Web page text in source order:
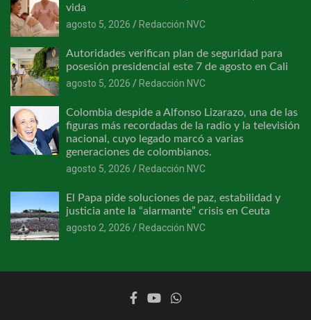
vida
agosto 5, 2026
Redacción NVC
Autoridades verifican plan de seguridad para
posesión presidencial este 7 de agosto en Cali
agosto 5, 2026
Redacción NVC
Colombia despide a Alfonso Lizarazo, una de las
figuras más recordadas de la radio y la televisión
nacional, cuyo legado marcó a varias
generaciones de colombianos.
agosto 5, 2026
Redacción NVC
El Papa pide soluciones de paz, estabilidad y
justicia ante la “alarmante” crisis en Ceuta
agosto 2, 2026
Redacción NVC